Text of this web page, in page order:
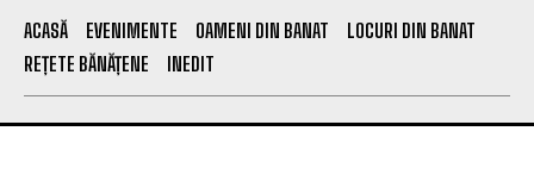
ACASĂ EVENIMENTE OAMENI DIN BANAT
LOCURI DIN BANAT
REȚETE BĂNĂȚENE
INEDIT